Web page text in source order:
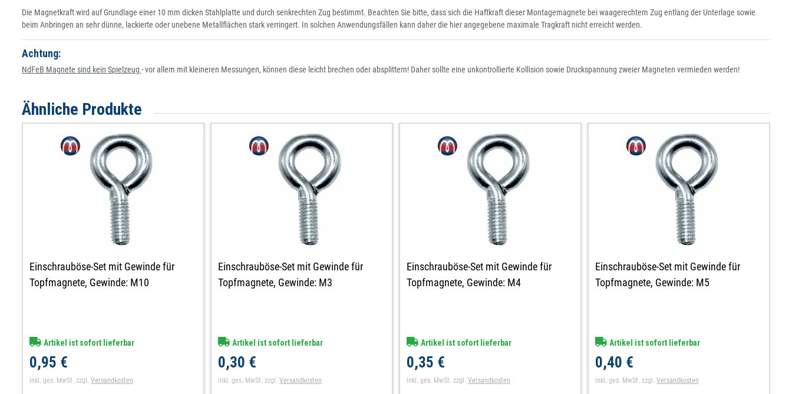
Die Magnetkraft wird auf Grundlage einer 10 mm dicken Stahlplatte und durch senkrechten Zug bestimmt. Beachten Sie bitte, dass sich die Haftkraft dieser Montagemagnete bei waagerechtem Zug entlang der Unterlage sowie
beim Anbringen an sehr dünne, lackierte oder unebene Metallflächen stark verringert. In solchen Anwendungsfällen kann daher die hier angegebene maximale Tragkraft nicht erreicht werden.
Achtung:
NdFeB Magnete sind kein Spielzeug - vor allem mit kleineren Messungen, können diese leicht brechen oder absplittern! Daher sollte eine unkontrollierte Kollision sowie Druckspannung zweier Magneten vermieden werden!
Ähnliche Produkte
Einschrauböse-Set mit Gewinde für
Topfmagnete, Gewinde: M10
Artikel ist sofort lieferbar
0,95 €
inkl. ges. MwSt. zzgl.Versandkosten
Einschrauböse-Set mit Gewinde für
Topfmagnete, Gewinde: M3
Artikel ist sofort lieferbar
0,30 €
inkl. ges. MwSt. zzgl.Versandkosten
Einschrauböse-Set mit Gewinde für
Topfmagnete, Gewinde: M4
Artikel ist sofort lieferbar
0,35 €
inkl. ges. MwSt. zzgl.Versandkosten
Einschrauböse-Set mit Gewinde für
Topfmagnete, Gewinde: M5
Artikel ist sofort lieferbar
0,40 €
inkl. ges. MwSt. zzgl.Versandkosten